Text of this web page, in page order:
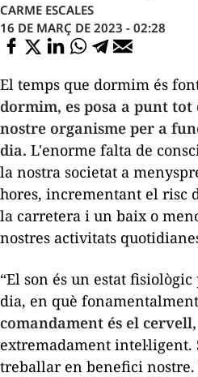
CARME ESCALES
16 DE MARÇ DE 2023 - 02:28
El temps que dormim és
dormim, es posa a punt tot
nostre organisme per a
dia. L'enorme falta de
la nostra societat a
hores, incrementant el risc
la carretera i un baix o
nostres activitats
“El son és un estat
dia, en què fonamentalment
comandament és el cervell,
extremadament
treballar en benefici